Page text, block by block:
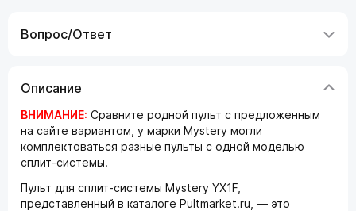
Вопрос/Ответ
Описание
ВНИМАНИЕ: Сравните родной пульт с предложенным
на сайте вариантом, у марки Mystery могли
комплектоваться разные пульты с одной моделью
сплит-системы.
Пульт для сплит-системы Mystery YX1F,
представленный в каталоге Pultmarket.ru, — это